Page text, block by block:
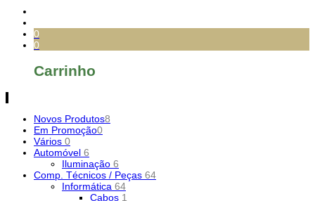
0
0
Carrinho
Novos Produtos8
Em Promoção0
Vários 0
Automóvel 6
Iluminação 6
Comp. Técnicos / Peças 64
Informática 64
Cabos 1